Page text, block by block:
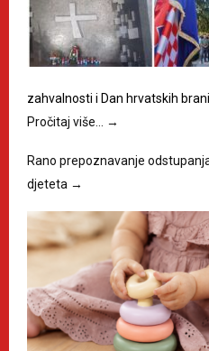
zahvalnosti i Dan hrvatskih
Pročitaj više…
→
Rano prepoznavanje
djeteta →